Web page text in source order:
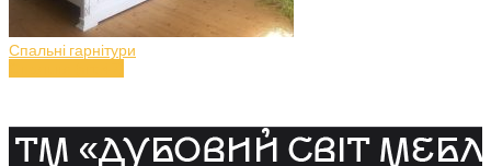
Спальні гарнітури